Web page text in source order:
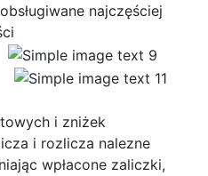
najczęściej
i zniżek
i rozlicza nalezne
wpłacone zaliczki,